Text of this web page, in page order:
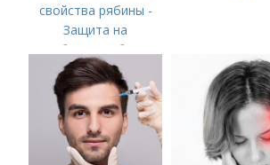
свойства рябины -
Защита на
рябиновые бусы